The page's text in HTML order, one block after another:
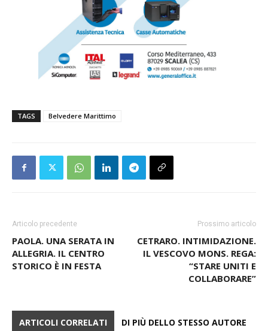
TAGS Belvedere Marittimo
Articolo precedente
PAOLA. UNA SERATA IN
ALLEGRIA. IL CENTRO
STORICO È IN FESTA
Prossimo articolo
CETRARO. INTIMIDAZIONE.
IL VESCOVO MONS. REGA:
“STARE UNITI E
COLLABORARE”
ARTICOLI CORRELATI DI PIÙ DELLO STESSO AUTORE